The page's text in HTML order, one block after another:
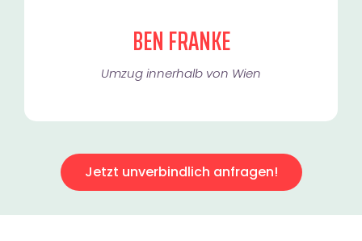
BEN FRANKE
Umzug innerhalb von Wien​
Jetzt unverbindlich anfragen!